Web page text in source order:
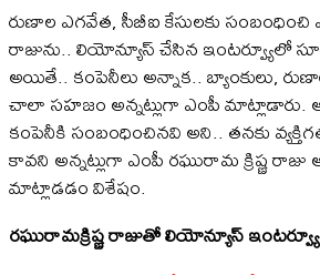
రుణాల ఎగవేత, సీబీఐ కేసులకు సంబంధించి
రాజును.. లియోన్యూస్ చేసిన ఇంటర్వ్యూలో
అయితే.. కంపెనీలు అన్నాక.. బ్యాంకులు,
చాలా సహజం అన్నట్లుగా ఎంపీ మాట్లాడారు.
కంపెనీకి సంబంధించినవి అని.. తనకు
కావని అన్నట్లుగా ఎంపీ రఘురామ క్రిష్ణ రాజు
మాట్లాడడం విశేషం.
రఘురామక్రిష్ణ రాజుతో లియోన్యూస్